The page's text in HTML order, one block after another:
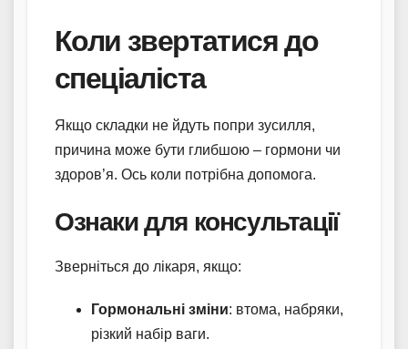
Коли звертатися до
спеціаліста
Якщо складки не йдуть попри зусилля,
причина може бути глибшою – гормони чи
здоров’я. Ось коли потрібна допомога.
Ознаки для консультації
Зверніться до лікаря, якщо:
Гормональні зміни: втома, набряки,
різкий набір ваги.